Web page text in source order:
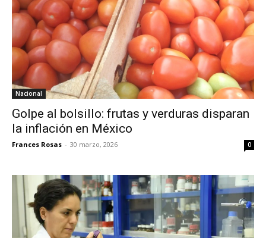
Nacional
Golpe al bolsillo: frutas y verduras disparan
la inflación en México
Frances Rosas - 30 marzo, 2026 0